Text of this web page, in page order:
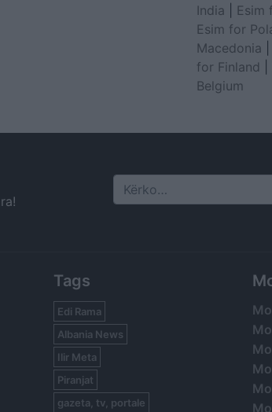
India
Esim
Esim for
Macedonia
for Finland
Belgium
Search
Tags
Edi Rama
Albania News
Ilir Meta
Piranjat
gazeta, tv, portale